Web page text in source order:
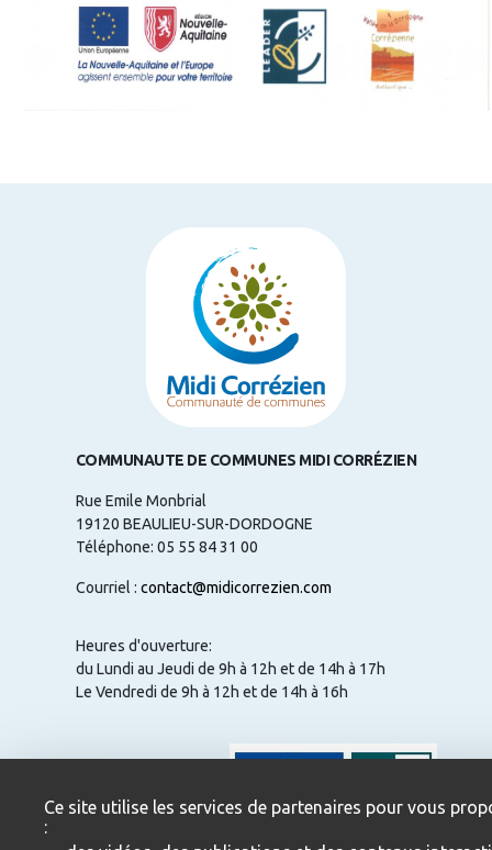
COMMUNAUTE DE COMMUNES MIDI CORRÉZIEN
Rue Emile Monbrial
19120 BEAULIEU-SUR-DORDOGNE
Téléphone: 05 55 84 31 00
Courriel : contact@midicorrezien.com
Heures d'ouverture:
du Lundi au Jeudi de 9h à 12h et de 14h à 17h
Le Vendredi de 9h à 12h et de 14h à 16h
NOUS CONTACTER
Ce site utilise les services de partenaires pour vous
: